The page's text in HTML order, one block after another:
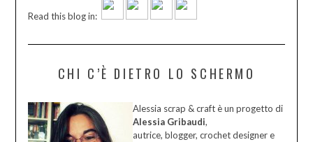
Read this blog in:
CHI C’È DIETRO LO SCHERMO
Alessia scrap & craft è un progetto di
Alessia Gribaudi,
autrice, blogger, crochet designer e